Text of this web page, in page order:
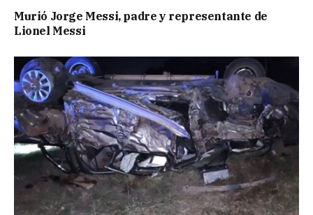
Murió Jorge Messi, padre y representante de
Lionel Messi